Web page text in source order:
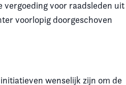
vergoeding voor raadsleden uit
voorlopig doorgeschoven
wenselijk zijn om de